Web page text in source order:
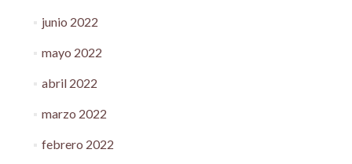
junio 2022
mayo 2022
abril 2022
marzo 2022
febrero 2022